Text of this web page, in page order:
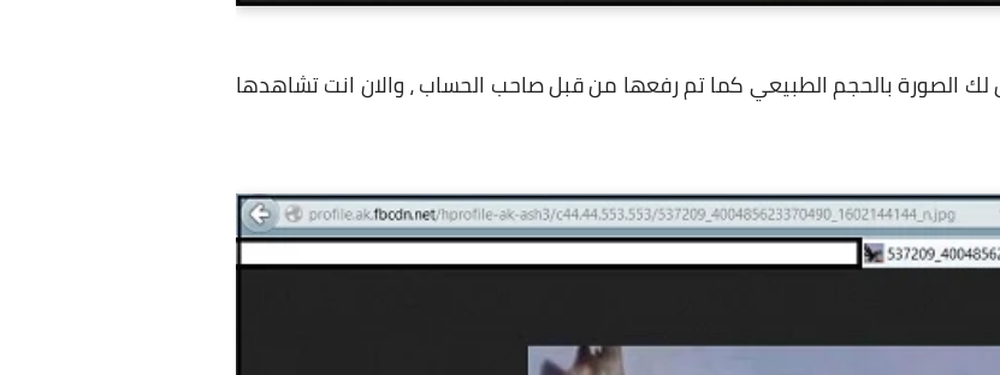
الصورة بالحجم الطبيعي كما تم رفعها من قبل صاحب الحساب ، والان انت تشاهدها